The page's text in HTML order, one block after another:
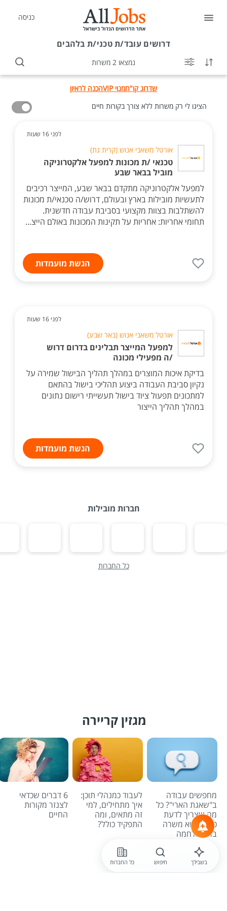
כניסה
דרושיםעובד/ת טכני/ת בלהבים
נמצאו 2 משרות
שדרוג קו"חמנוי VIP
הכנה לראיון
הציגו לי רק משרות ללא צורך בקורות חיים
לפני 16 שעות
אורטל משאבי אנוש (קרית גת)
טכנאי /ת מכונות למפעל אלקטרוניקה
מוביל בבאר שבע
למפעל אלקטרוניקה מתקדם בבאר שבע, המייצר רכיבים
לתעשיות מובילות בארץ ובעולם, דרוש/ה טכנאי/ת מכונות
להשתלבות בצוות מקצועי בסביבת עבודה חדשנית.
תחומי אחריות: אחריות על תקינות המכונות באולם הייצ...
הגשת מועמדות
לפני 16 שעות
אורטל משאבי אנוש (באר שבע)
למפעל המייצר תבלינים בדרום דרוש
/ה מפעילי מכונה
בדיקת איכות המוצרים במהלך תהליך הבישול שמירה על
נקיון סביבת העבודה ביצוע תהליכי בישול בהתאם
למתכונים תפעול ציוד בישול תעשייתי רישום נתונים
במהלך תהליך הייצור
הגשת מועמדות
חברות מובילות
כל החברות
מגזין קריירה
מחפשים עבודה
ב"שאגת הארי"? כל
מה שצריך לדעת
כדי למצוא משרה
בזמן מלחמה
לעבוד כמנהלי תוכן:
איך מתחילים, למי
זה מתאים, ומה
התפקיד כולל?
6 דברים שכדאי
לצנזר מקורות
החיים
לכל הכתבות
בשבילך חיפוש כל החברות